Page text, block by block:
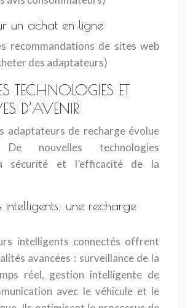
un achat en ligne
recommandations de sites web
des adaptateurs)
TECHNOLOGIES ET
D’AVENIR
adaptateurs de recharge évolue
De nouvelles technologies
sécurité et l’efficacité de la
une recharge
intelligents connectés offrent
avancées : surveillance de la
réel, gestion intelligente de
avec le véhicule et le